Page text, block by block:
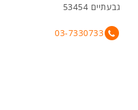
גבעתיים 53454
03-7330733